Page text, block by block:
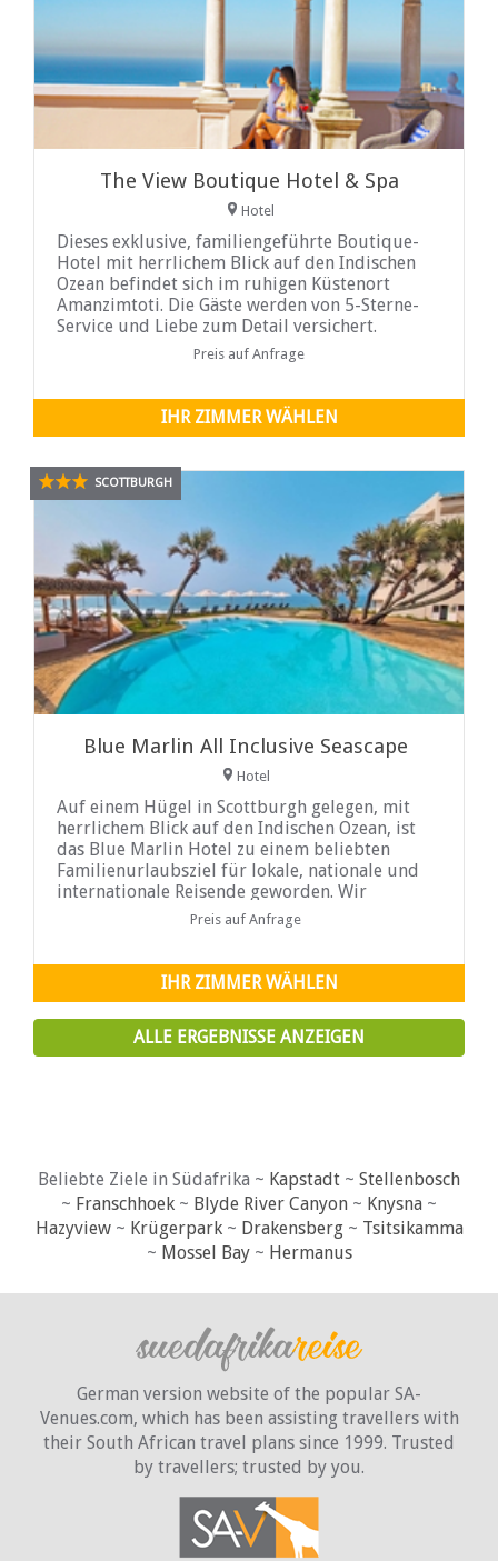
The View Boutique Hotel & Spa
Hotel
Dieses exklusive, familiengeführte Boutique-
Hotel mit herrlichem Blick auf den Indischen
Ozean befindet sich im ruhigen Küstenort
Amanzimtoti. Die Gäste werden von 5-Sterne-
Service und Liebe zum Detail versichert.
Luxuriöse, klimatisierte Zimmer mit Bad sind
individuell mit jedem modernen Komfort für
eingerichtet ...
Preis auf Anfrage
IHR ZIMMER WÄHLEN
SCOTTBURGH
Blue Marlin All Inclusive Seascape
Hotel
Auf einem Hügel in Scottburgh gelegen, mit
herrlichem Blick auf den Indischen Ozean, ist
das Blue Marlin Hotel zu einem beliebten
Familienurlaubsziel für lokale, nationale und
internationale Reisende geworden. Wir
verfügen über 122 moderne Zimmer, die mit ...
Preis auf Anfrage
IHR ZIMMER WÄHLEN
ALLE ERGEBNISSE ANZEIGEN
Beliebte Ziele in Südafrika ~ Kapstadt ~ Stellenbosch
~ Franschhoek ~ Blyde River Canyon ~ Knysna ~
Hazyview~ Krügerpark~ Drakensberg~ Tsitsikamma
~ Mossel Bay~ Hermanus
German version website of the popular SA-
Venues.com, which has been assisting travellers with
their South African travel plans since 1999. Trusted
by travellers; trusted by you.